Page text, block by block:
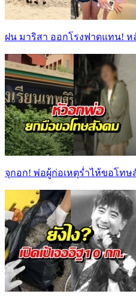
ฝน มาริสา ออกโรงฟาดแทน! ห
จุกอก! พ่อผู้ก่อเหตุร่ำไห้ขอโทษ